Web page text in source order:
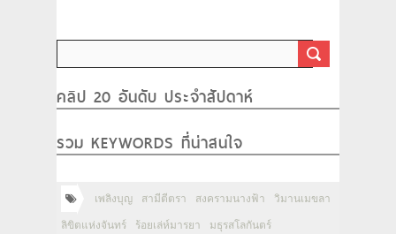
คลิป 20 อันดับ ประจำสัปดาห์
รวม KEYWORDS ที่น่าสนใจ
เพลิงบุญ สามีตีตรา สงครามนางฟ้า วิมานเมขลา
ลิขิตแห่งจันทร์ ร้อยเล่ห์มารยา มธุรสโลกันตร์